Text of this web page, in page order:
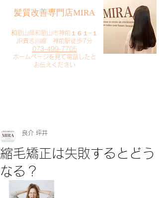
​髪質改善専門店MIRA
​和歌山県和歌山市神前１６１−１
JR貴志川線 神前駅徒歩7分
073-499-7705
​ホームページを見て電話したと
お伝えください
縮毛矯正は失敗するとどう
なる？
良介 坪井